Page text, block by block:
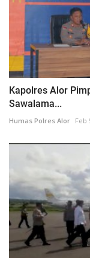
Kapolres Alor
Sawalama...
Humas Polres Alor Feb